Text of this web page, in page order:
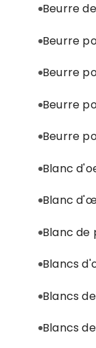
Beurre
Beurre
Beurre
Beurre
Beurre
Blanc
Blanc
Blanc de
Blancs
Blancs
Blancs